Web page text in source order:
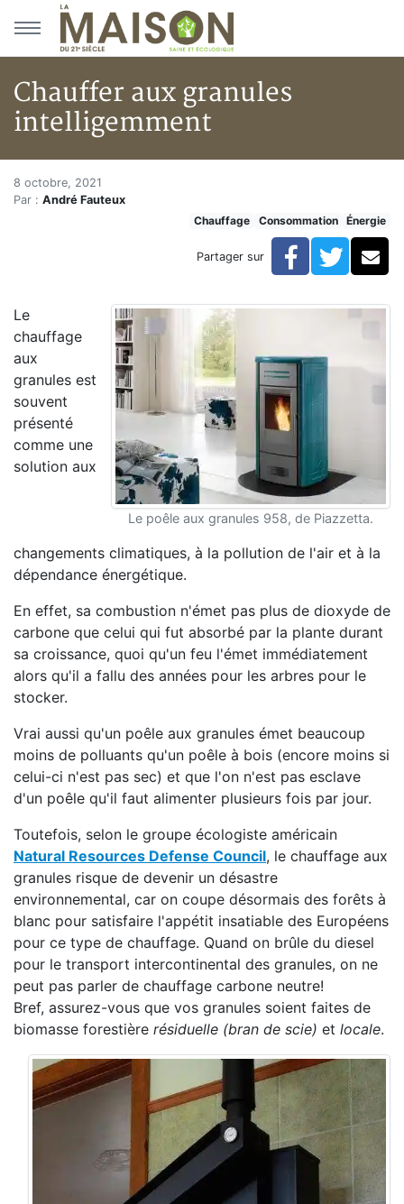
Aller au menu principal
Aller au contenu principal
Chauffer aux granules
intelligemment
Accueil
Articles
Chauffer aux granules intelligemment
Chauffer aux granules
8 octobre, 2021
Par : André Fauteux
Chauffage
Consommation Énergie
Partager sur Facebook
Le poêle aux granules 958, de Piazzetta.
Le
chauffage
aux
granules est
souvent
présenté
comme une
solution aux
changements climatiques, à la pollution de l'air et à la
dépendance énergétique.
En effet, sa combustion n'émet pas plus de dioxyde de
carbone que celui qui fut absorbé par la plante durant
sa croissance, quoi qu'un feu l'émet immédiatement
alors qu'il a fallu des années pour les arbres pour le
stocker.
Vrai aussi qu'un poêle aux granules émet beaucoup
moins de polluants qu'un poêle à bois (encore moins si
celui-ci n'est pas sec) et que l'on n'est pas esclave
d'un poêle qu'il faut alimenter plusieurs fois par jour.
Toutefois, selon le groupe écologiste américain
Natural Resources Defense Council, le chauffage aux
granules risque de devenir un désastre
environnemental, car on coupe désormais des forêts à
blanc pour satisfaire l'appétit insatiable des Européens
pour ce type de chauffage. Quand on brûle du diesel
pour le transport intercontinental des granules, on ne
peut pas parler de chauffage carbone neutre!
Bref, assurez-vous que vos granules soient faites de
biomasse forestière résiduelle (bran de scie) et locale.